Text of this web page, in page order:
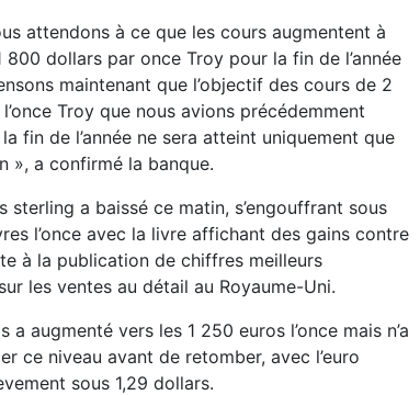
attendons à ce que les cours augmentent à
800 dollars par once Troy pour la fin de l’année
maintenant que l’objectif des cours de 2
Troy que nous avions précédemment
fin de l’année ne sera atteint uniquement que
», a confirmé la banque.
sterling a baissé ce matin, s’engouffrant sous
l’once avec la livre affichant des gains contre
à la publication de chiffres meilleurs
les ventes au détail au Royaume-Uni.
a augmenté vers les 1 250 euros l’once mais n’a
ce niveau avant de retomber, avec l’euro
sous 1,29 dollars.